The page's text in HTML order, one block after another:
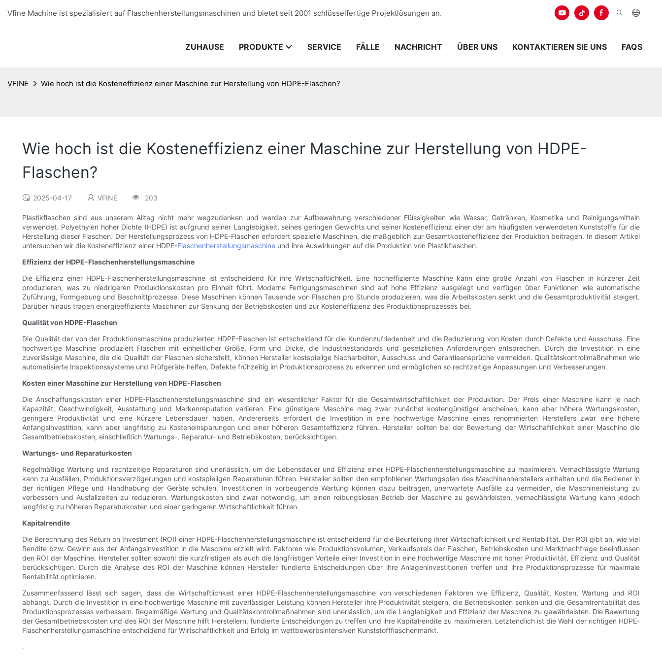
Vfine Machine ist spezialisiert auf Flaschenherstellungsmaschinen und bietet seit 2001 schlüsselfertige Projektlösungen an.
ZUHAUSE PRODUKTE SERVICE FÄLLE NACHRICHT ÜBER UNS KONTAKTIEREN SIE UNS FAQS
VFINE Wie hoch ist die Kosteneffizienz einer Maschine zur Herstellung von HDPE-Flaschen?
Wie hoch ist die Kosteneffizienz einer Maschine zur Herstellung von HDPE-
Flaschen?
2025-04-17 VFINE 203
Plastikflaschen sind aus unserem Alltag nicht mehr wegzudenken und werden zur Aufbewahrung verschiedener Flüssigkeiten wie Wasser, Getränken, Kosmetika und Reinigungsmitteln
verwendet. Polyethylen hoher Dichte (HDPE) ist aufgrund seiner Langlebigkeit, seines geringen Gewichts und seiner Kosteneffizienz einer der am häufigsten verwendeten Kunststoffe für die
Herstellung dieser Flaschen. Der Herstellungsprozess von HDPE-Flaschen erfordert spezielle Maschinen, die maßgeblich zur Gesamtkosteneffizienz der Produktion beitragen. In diesem Artikel
untersuchen wir die Kosteneffizienz einer HDPE-Flaschenherstellungsmaschine und ihre Auswirkungen auf die Produktion von Plastikflaschen.
Effizienz der HDPE-Flaschenherstellungsmaschine
Die Effizienz einer HDPE-Flaschenherstellungsmaschine ist entscheidend für ihre Wirtschaftlichkeit. Eine hocheffiziente Maschine kann eine große Anzahl von Flaschen in kürzerer Zeit
produzieren, was zu niedrigeren Produktionskosten pro Einheit führt. Moderne Fertigungsmaschinen sind auf hohe Effizienz ausgelegt und verfügen über Funktionen wie automatische
Zuführung, Formgebung und Beschnittprozesse. Diese Maschinen können Tausende von Flaschen pro Stunde produzieren, was die Arbeitskosten senkt und die Gesamtproduktivität steigert.
Darüber hinaus tragen energieeffiziente Maschinen zur Senkung der Betriebskosten und zur Kosteneffizienz des Produktionsprozesses bei.
Qualität von HDPE-Flaschen
Die Qualität der von der Produktionsmaschine produzierten HDPE-Flaschen ist entscheidend für die Kundenzufriedenheit und die Reduzierung von Kosten durch Defekte und Ausschuss. Eine
hochwertige Maschine produziert Flaschen mit einheitlicher Größe, Form und Dicke, die Industriestandards und gesetzlichen Anforderungen entsprechen. Durch die Investition in eine
zuverlässige Maschine, die die Qualität der Flaschen sicherstellt, können Hersteller kostspielige Nacharbeiten, Ausschuss und Garantieansprüche vermeiden. Qualitätskontrollmaßnahmen wie
automatisierte Inspektionssysteme und Prüfgeräte helfen, Defekte frühzeitig im Produktionsprozess zu erkennen und ermöglichen so rechtzeitige Anpassungen und Verbesserungen.
Kosten einer Maschine zur Herstellung von HDPE-Flaschen
Die Anschaffungskosten einer HDPE-Flaschenherstellungsmaschine sind ein wesentlicher Faktor für die Gesamtwirtschaftlichkeit der Produktion. Der Preis einer Maschine kann je nach
Kapazität, Geschwindigkeit, Ausstattung und Markenreputation variieren. Eine günstigere Maschine mag zwar zunächst kostengünstiger erscheinen, kann aber höhere Wartungskosten,
geringere Produktivität und eine kürzere Lebensdauer haben. Andererseits erfordert die Investition in eine hochwertige Maschine eines renommierten Herstellers zwar eine höhere
Anfangsinvestition, kann aber langfristig zu Kosteneinsparungen und einer höheren Gesamteffizienz führen. Hersteller sollten bei der Bewertung der Wirtschaftlichkeit einer Maschine die
Gesamtbetriebskosten, einschließlich Wartungs-, Reparatur- und Betriebskosten, berücksichtigen.
Wartungs- und Reparaturkosten
Regelmäßige Wartung und rechtzeitige Reparaturen sind unerlässlich, um die Lebensdauer und Effizienz einer HDPE-Flaschenherstellungsmaschine zu maximieren. Vernachlässigte Wartung
kann zu Ausfällen, Produktionsverzögerungen und kostspieligen Reparaturen führen. Hersteller sollten den empfohlenen Wartungsplan des Maschinenherstellers einhalten und die Bediener in
der richtigen Pflege und Handhabung der Geräte schulen. Investitionen in vorbeugende Wartung können dazu beitragen, unerwartete Ausfälle zu vermeiden, die Maschinenleistung zu
verbessern und Ausfallzeiten zu reduzieren. Wartungskosten sind zwar notwendig, um einen reibungslosen Betrieb der Maschine zu gewährleisten, vernachlässigte Wartung kann jedoch
langfristig zu höheren Reparaturkosten und einer geringeren Wirtschaftlichkeit führen.
Kapitalrendite
Die Berechnung des Return on Investment (ROI) einer HDPE-Flaschenherstellungsmaschine ist entscheidend für die Beurteilung ihrer Wirtschaftlichkeit und Rentabilität. Der ROI gibt an, wie viel
Rendite bzw. Gewinn aus der Anfangsinvestition in die Maschine erzielt wird. Faktoren wie Produktionsvolumen, Verkaufspreis der Flaschen, Betriebskosten und Marktnachfrage beeinflussen
den ROI der Maschine. Hersteller sollten sowohl die kurzfristigen als auch die langfristigen Vorteile einer Investition in eine hochwertige Maschine mit hoher Produktivität, Effizienz und Qualität
berücksichtigen. Durch die Analyse des ROI der Maschine können Hersteller fundierte Entscheidungen über ihre Anlageninvestitionen treffen und ihre Produktionsprozesse für maximale
Rentabilität optimieren.
Zusammenfassend lässt sich sagen, dass die Wirtschaftlichkeit einer HDPE-Flaschenherstellungsmaschine von verschiedenen Faktoren wie Effizienz, Qualität, Kosten, Wartung und ROI
abhängt. Durch die Investition in eine hochwertige Maschine mit zuverlässiger Leistung können Hersteller ihre Produktivität steigern, die Betriebskosten senken und die Gesamtrentabilität des
Produktionsprozesses verbessern. Regelmäßige Wartung und Qualitätskontrollmaßnahmen sind unerlässlich, um die Langlebigkeit und Effizienz der Maschine zu gewährleisten. Die Bewertung
der Gesamtbetriebskosten und des ROI der Maschine hilft Herstellern, fundierte Entscheidungen zu treffen und ihre Kapitalrendite zu maximieren. Letztendlich ist die Wahl der richtigen HDPE-
Flaschenherstellungsmaschine entscheidend für Wirtschaftlichkeit und Erfolg im wettbewerbsintensiven Kunststoffflaschenmarkt.
.